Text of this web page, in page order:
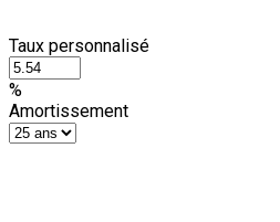
Taux personnalisé
%
Amortissement